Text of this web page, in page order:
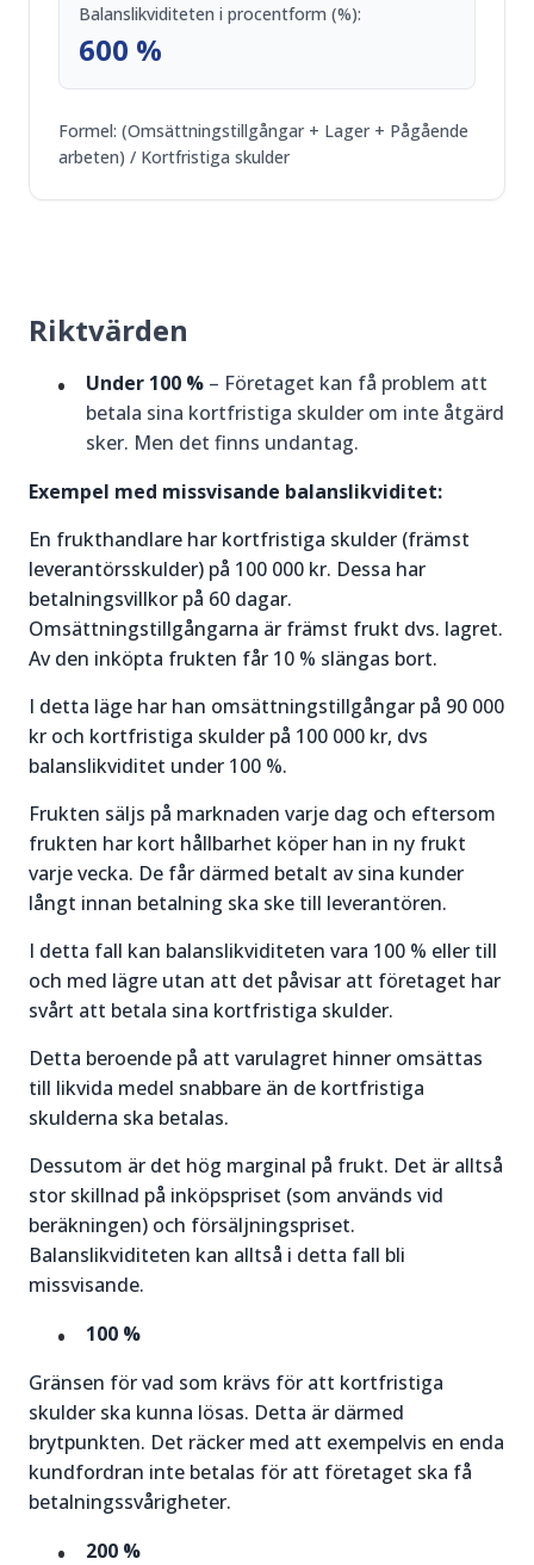
Balanslikviditeten i procentform (%):
600 %
Formel: (Omsättningstillgångar + Lager + Pågående
arbeten) / Kortfristiga skulder
Riktvärden
Under 100 % – Företaget kan få problem att
betala sina kortfristiga skulder om inte åtgärd
sker. Men det finns undantag.
Exempel med missvisande balanslikviditet:
En frukthandlare har kortfristiga skulder (främst
leverantörsskulder) på 100 000 kr. Dessa har
betalningsvillkor på 60 dagar.
Omsättningstillgångarna är främst frukt dvs. lagret.
Av den inköpta frukten får 10 % slängas bort.
I detta läge har han omsättningstillgångar på 90 000
kr och kortfristiga skulder på 100 000 kr, dvs
balanslikviditet under 100 %.
Frukten säljs på marknaden varje dag och eftersom
frukten har kort hållbarhet köper han in ny frukt
varje vecka. De får därmed betalt av sina kunder
långt innan betalning ska ske till leverantören.
I detta fall kan balanslikviditeten vara 100 % eller till
och med lägre utan att det påvisar att företaget har
svårt att betala sina kortfristiga skulder.
Detta beroende på att varulagret hinner omsättas
till likvida medel snabbare än de kortfristiga
skulderna ska betalas.
Dessutom är det hög marginal på frukt. Det är alltså
stor skillnad på inköpspriset (som används vid
beräkningen) och försäljningspriset.
Balanslikviditeten kan alltså i detta fall bli
missvisande.
100 %
Gränsen för vad som krävs för att kortfristiga
skulder ska kunna lösas. Detta är därmed
brytpunkten. Det räcker med att exempelvis en enda
kundfordran inte betalas för att företaget ska få
betalningssvårigheter.
200 %